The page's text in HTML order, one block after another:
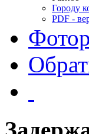
Городу
PDF -